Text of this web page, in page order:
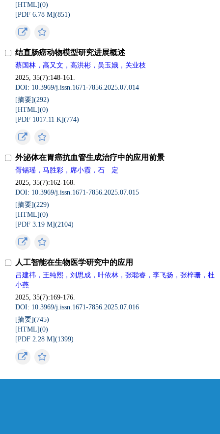
[HTML](0)
[PDF 6.78 M](851)
结直肠癌动物模型研究进展概述
蔡国林，高又文，高洪彬，吴玉娥，关业枝
2025, 35(7):148-161.
DOI: 10.3969/j.issn.1671-7856.2025.07.014
[摘要](292)
[HTML](0)
[PDF 1017.11 K](774)
外泌体在胃癌抗血管生成治疗中的应用前景
胥锡瑶，马胜彩，席小霞，石 定
2025, 35(7):162-168.
DOI: 10.3969/j.issn.1671-7856.2025.07.015
[摘要](229)
[HTML](0)
[PDF 3.19 M](2104)
人工智能在生物医学研究中的应用
吕建祎，王纯熙，刘思成，叶依林，张聪睿，李飞扬，张梓珊，杜
小燕
2025, 35(7):169-176.
DOI: 10.3969/j.issn.1671-7856.2025.07.016
[摘要](745)
[HTML](0)
[PDF 2.28 M](1399)